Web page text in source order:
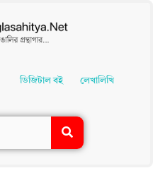
ডিজিটাল বই লেখালিখি